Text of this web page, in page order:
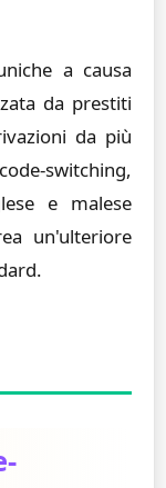
a causa
da prestiti
da più
switching,
e malese
un'ulteriore